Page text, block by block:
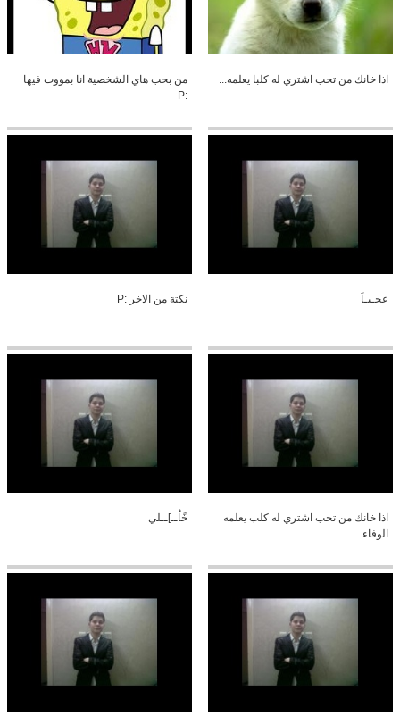
اذا خانك من تحب اشتري له كلبا يعلمه...
من بحب هاي الشخصية انا بمووت فيها
:P
عجـبـاَ نكتة من الاخر :P
اذا خانك من تحب اشتري له كلب يعلمه
الوفاء
خًاُــ]ــلي